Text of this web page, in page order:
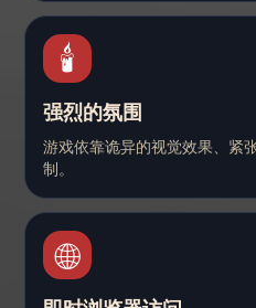
🕯️
强烈的氛围
游戏依靠诡异的视觉效果、紧
制。
🌐